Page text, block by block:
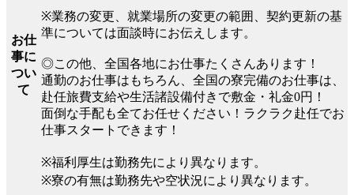
お仕
事に
つい
て
※業務の変更、就業場所の変更の範囲、契約更新の基
準については面談時にお伝えします。
◎この他、全国各地にお仕事たくさんあります！
通勤のお仕事はもちろん、全国の寮完備のお仕事は、
赴任旅費支給や生活諸設備付きで敷金・礼金0円！
面倒な手配も全てお任せください！ラクラク赴任でお
仕事スタートできます！
※福利厚生は勤務先により異なります。
※寮の有無は勤務先や空状況により異なります。